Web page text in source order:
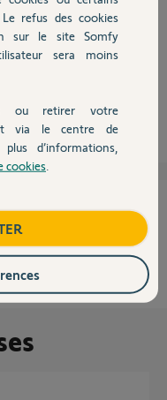
t-elle aidé ?
OUI
réponse utile
refus des cookies
sur le site Somfy
sera moins
ou retirer votre
via le centre de
d’informations,
cookies